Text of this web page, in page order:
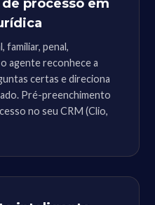
processo em
familiar, penal,
agente reconhece a
certas e direciona
Pré-preenchimento
no seu CRM (Clio,